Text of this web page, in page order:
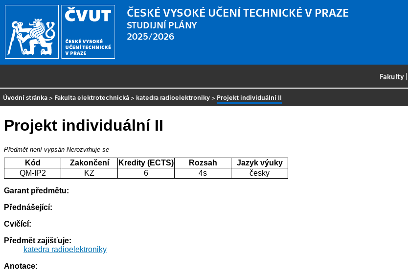
ČESKÉ VYSOKÉ UČENÍ TECHNICKÉ V PRAZE
STUDIJNÍ PLÁNY
2025/2026
Fakulty
Úvodní stránka > Fakulta elektrotechnická > katedra radioelektroniky > Projekt individuální II
Projekt individuální II
Předmět není vypsán Nerozvrhuje se
Kód Zakončení Kredity (ECTS) Rozsah
Jazyk výuky
QM-IP2
KZ 6 4s česky
Garant předmětu:
Přednášející:
Cvičící:
Předmět zajišťuje:
katedra radioelektroniky
Anotace: